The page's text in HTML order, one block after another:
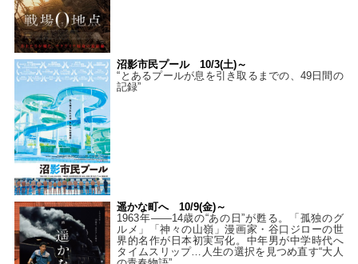
沼影市民プール 10/3(土)～
“とあるプールが息を引き取るまでの、49日間の
記録”
遥かな町へ 10/9(金)～
1963年――14歳の“あの日”が甦る。「孤独のグ
ルメ」「神々の山嶺」漫画家・谷口ジローの世
界的名作が日本初実写化。中年男が中学時代へ
タイムスリップ…人生の選択を見つめ直す“大人